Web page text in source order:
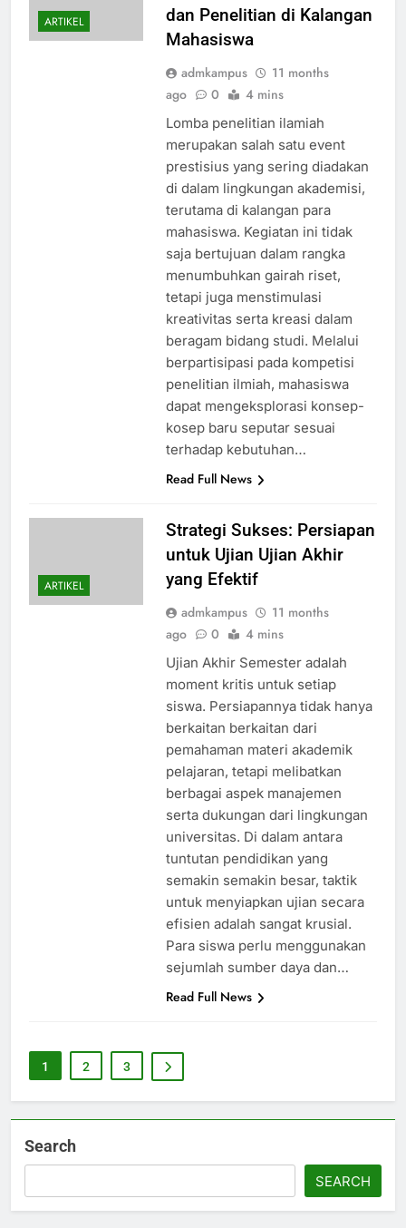
ARTIKEL
dan Penelitian di Kalangan
Mahasiswa
admkampus
11 months
ago
0 4 mins
Lomba penelitian ilamiah
merupakan salah satu event
prestisius yang sering diadakan
di dalam lingkungan akademisi,
terutama di kalangan para
mahasiswa. Kegiatan ini tidak
saja bertujuan dalam rangka
menumbuhkan gairah riset,
tetapi juga menstimulasi
kreativitas serta kreasi dalam
beragam bidang studi. Melalui
berpartisipasi pada kompetisi
penelitian ilmiah, mahasiswa
dapat mengeksplorasi konsep-
kosep baru seputar sesuai
terhadap kebutuhan…
Read Full News
ARTIKEL
Strategi Sukses: Persiapan
untuk Ujian Ujian Akhir
yang Efektif
admkampus
11 months
ago
0 4 mins
Ujian Akhir Semester adalah
moment kritis untuk setiap
siswa. Persiapannya tidak hanya
berkaitan berkaitan dari
pemahaman materi akademik
pelajaran, tetapi melibatkan
berbagai aspek manajemen
serta dukungan dari lingkungan
universitas. Di dalam antara
tuntutan pendidikan yang
semakin semakin besar, taktik
untuk menyiapkan ujian secara
efisien adalah sangat krusial.
Para siswa perlu menggunakan
sejumlah sumber daya dan…
Read Full News
1 2 3
Search
SEARCH